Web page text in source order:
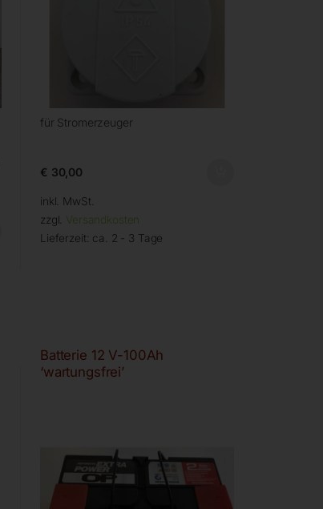
für Stromerzeuger
€ 30,00
inkl. MwSt.
zzgl. Versandkosten
Lieferzeit: ca. 2 - 3 Tage
Batterie 12 V-100Ah
‘wartungsfrei’